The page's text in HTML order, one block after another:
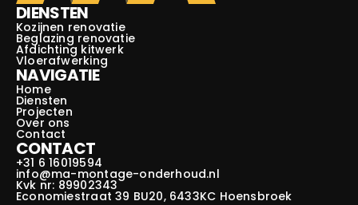
DIENSTEN
Kozijnen renovatie
Beglazing renovatie
Afdichting kitwerk
Vloerafwerking
NAVIGATIE
Home
Diensten
Projecten
Over ons
Contact
CONTACT
+31 6 16019594
info@ma-montage-onderhoud.nl
Kvk nr: 89902343
Economiestraat 39 BU20, 6433KC Hoensbroek